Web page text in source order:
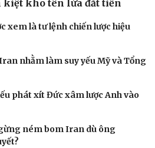
kiệt kho tên lửa đắt tiền
xem là tư lệnh chiến lược hiệu
nhằm làm suy yếu Mỹ và Tổng
phát xít Đức xâm lược Anh vào
ném bom Iran dù ông